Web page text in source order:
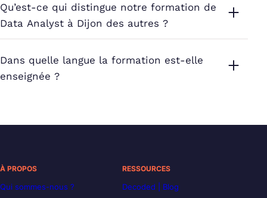
Qu’est-ce qui distingue notre formation de
Data Analyst à Dijon des autres ?
Dans quelle langue la formation est-elle
enseignée ?
À PROPOS
Qui sommes-nous ?
RESSOURCES
Decoded | Blog